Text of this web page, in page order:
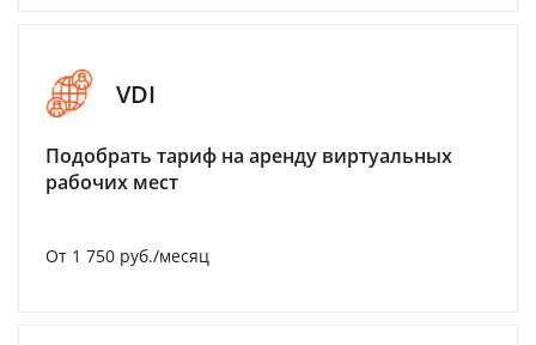
VDI
Подобрать тариф на аренду виртуальных
рабочих мест
От 1 750 руб./месяц